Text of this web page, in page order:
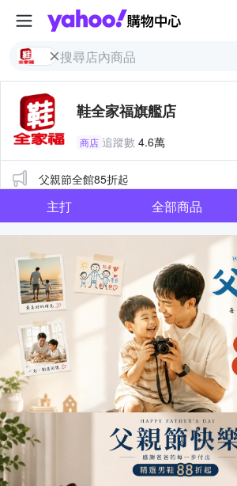
Yahoo
鞋全家福旗艦店
商店 追蹤數 4.6萬
公告
父親節全館85折起
主打 全部商品